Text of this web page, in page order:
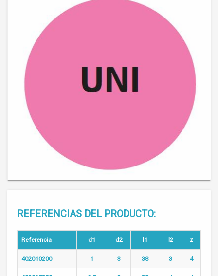
REFERENCIAS DEL PRODUCTO:
Referencia d1 d2 l1 l2 z
402010200 1 3 38 3 4